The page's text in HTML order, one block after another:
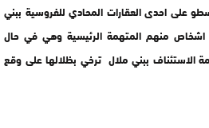
على احدى العقارات المحادي للفروسية ببني
اشخاص منهم المتهمة الرئيسية وهي في حال
الاستئناف ببني ملال ترخي بظلالها على وقع